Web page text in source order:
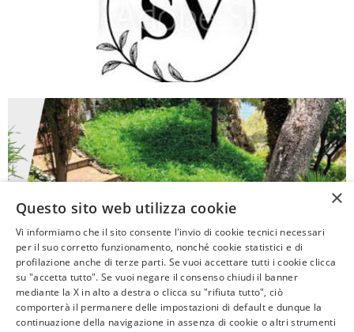
ASSOVERDE
P.Iva 02961181209
posta@assoverde.it
×
Questo sito web utilizza cookie
Vi informiamo che il sito consente l'invio di cookie tecnici necessari
per il suo corretto funzionamento, nonché cookie statistici e di
profilazione anche di terze parti. Se vuoi accettare tutti i cookie clicca
su "accetta tutto". Se vuoi negare il consenso chiudi il banner
mediante la X in alto a destra o clicca su "rifiuta tutto", ciò
comporterà il permanere delle impostazioni di default e dunque la
continuazione della navigazione in assenza di cookie o altri strumenti